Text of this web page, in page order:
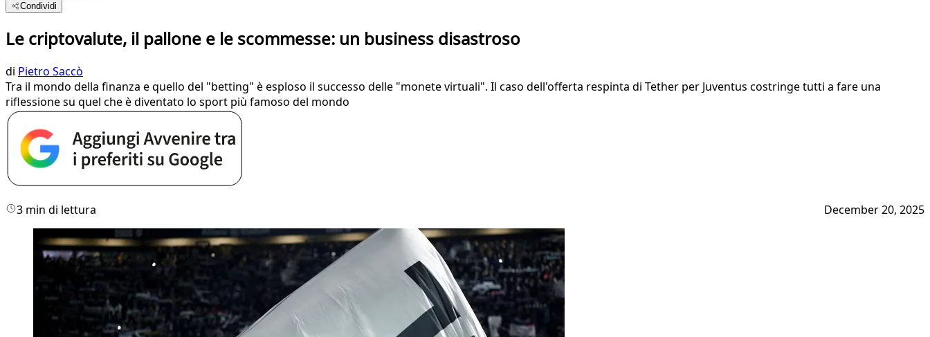
Condividi
Le criptovalute, il pallone e le scommesse: un business disastroso
di Pietro Saccò
Tra il mondo della finanza e quello del "betting" è esploso il successo delle "monete virtuali". Il caso dell'offerta respinta di Tether per Juventus costringe tutti a fare una
riflessione su quel che è diventato lo sport più famoso del mondo
3 min di lettura December 20, 2025